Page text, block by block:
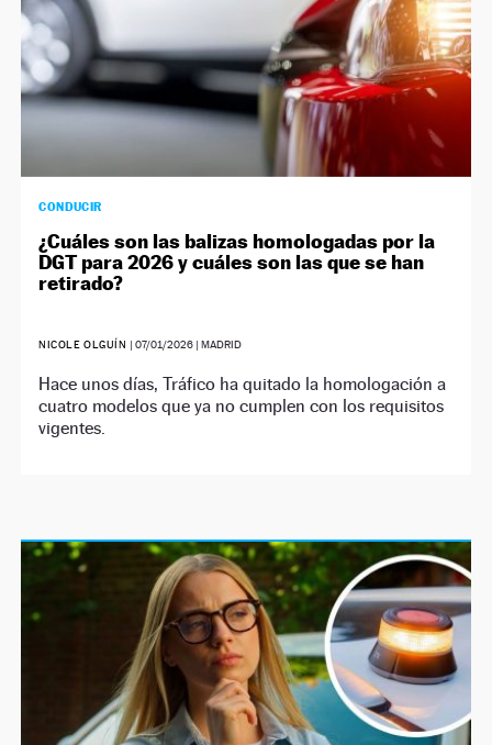
CONDUCIR
¿Cuáles son las balizas homologadas por la
DGT para 2026 y cuáles son las que se han
retirado?
NICOLE OLGUÍN | 07/01/2026| MADRID
Hace unos días, Tráfico ha quitado la homologación a
cuatro modelos que ya no cumplen con los requisitos
vigentes.